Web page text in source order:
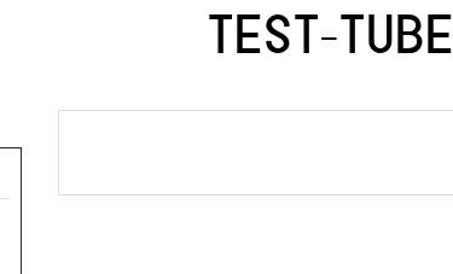
TEST-TUBE